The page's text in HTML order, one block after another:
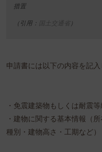
措置
（引用： 国土交通省）
申請書には以下の内容を記入
・免震建築物もしくは耐震
・建物に関する基本情報（
種別・建物高さ・工期など）